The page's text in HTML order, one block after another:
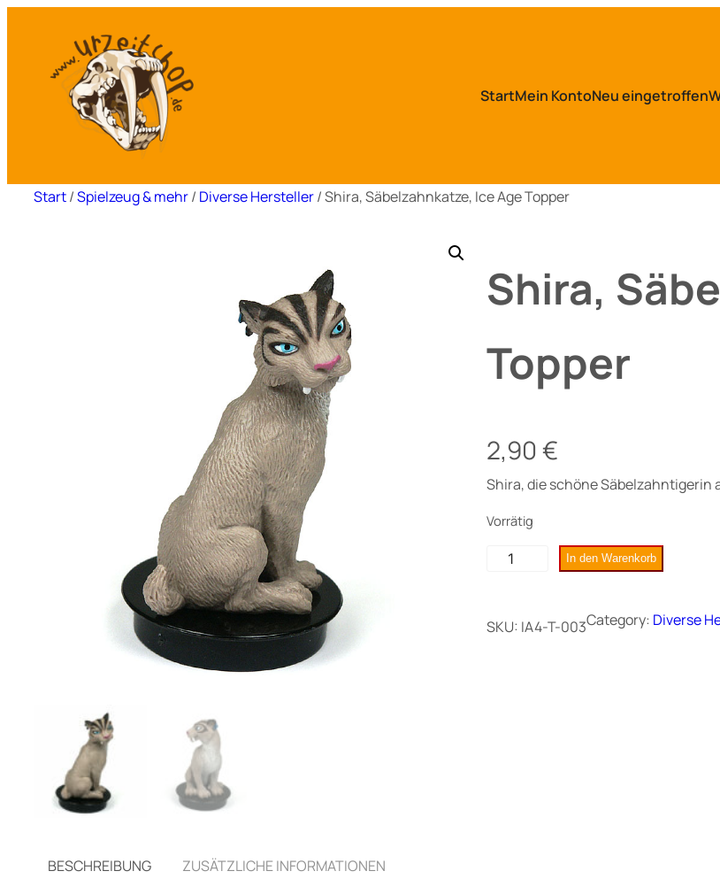
springen
StartMein KontoNeu eingetroffen
Start/Spielzeug & mehr/ Diverse Hersteller/ Shira, Säbelzahnkatze, Ice Age Topper
Shira,
Topper
2,90 €
Shira, die schöne Säbelzahntigerin
Vorrätig
r
In den Warenkorb
SKU: IA4-T-003Category: Diverse
BESCHREIBUNG ZUSÄTZLICHE INFORMATIONEN